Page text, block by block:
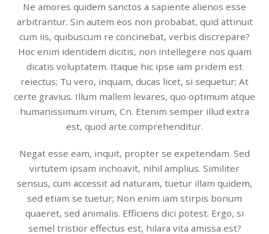
Ne amores quidem sanctos a sapiente alienos esse
arbitrantur. Sin autem eos non probabat, quid attinuit
cum iis, quibuscum re concinebat, verbis discrepare?
Hoc enim identidem dicitis, non intellegere nos quam
dicatis voluptatem. Itaque hic ipse iam pridem est
reiectus; Tu vero, inquam, ducas licet, si sequetur; At
certe gravius. Illum mallem levares, quo optimum atque
humanissimum virum, Cn. Etenim semper illud extra
est, quod arte comprehenditur.
Negat esse eam, inquit, propter se expetendam. Sed
virtutem ipsam inchoavit, nihil amplius. Similiter
sensus, cum accessit ad naturam, tuetur illam quidem,
sed etiam se tuetur; Non enim iam stirpis bonum
quaeret, sed animalis. Efficiens dici potest. Ergo, si
semel tristior effectus est, hilara vita amissa est?